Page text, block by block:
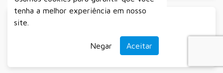
Processo Seletivo Simplificado Nº
tenha a melhor experiência em nosso
site.
Negar Aceitar